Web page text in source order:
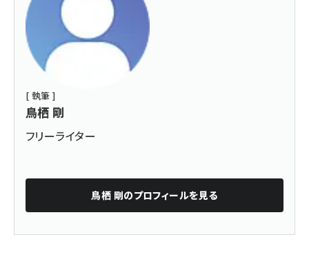
[ 執筆 ]
鳥栖 剛
フリーライター
鳥栖 剛のプロフィールを見る